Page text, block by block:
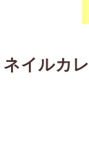
イルカレ